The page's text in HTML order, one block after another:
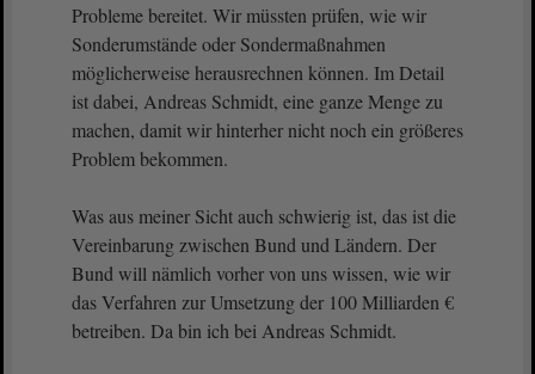
Probleme bereitet. Wir müssten prüfen, wie wir
Sonderumstände oder Sondermaßnahmen
möglicherweise herausrechnen können. Im Detail
ist dabei, Andreas Schmidt, eine ganze Menge zu
machen, damit wir hinterher nicht noch ein größeres
Problem bekommen.
Was aus meiner Sicht auch schwierig ist, das ist die
Vereinbarung zwischen Bund und Ländern. Der
Bund will nämlich vorher von uns wissen, wie wir
das Verfahren zur Umsetzung der 100 Milliarden €
betreiben. Da bin ich bei Andreas Schmidt.